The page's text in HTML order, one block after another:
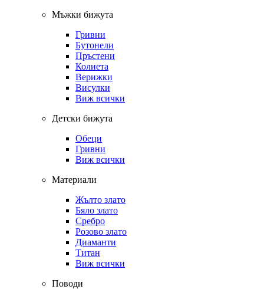
Мъжки бижута
Гривни
Бутонели
Пръстени
Колиета
Верижки
Висулки
Виж всички
Детски бижута
Обеци
Гривни
Виж всички
Материали
Жълто злато
Бяло злато
Сребро
Розово злато
Диаманти
Титан
Виж всички
Поводи